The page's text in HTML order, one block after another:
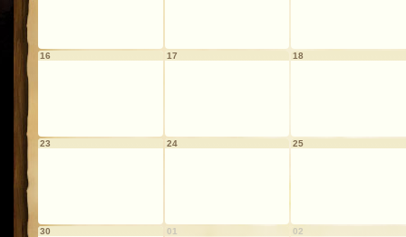
16 17 18
23 24 25
30 01 02